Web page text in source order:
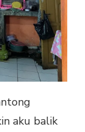
aku balik